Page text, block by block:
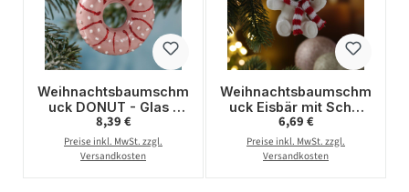
Weihnachtsbaumschm
uck DONUT - Glas -
inkl. Aufhänger -
glänzend mit
Verzierung - H: 8,5cm
Regulärer Preis:
8,39 €
Preise inkl. MwSt. zzgl.
Versandkosten
Weihnachtsbaumschm
uck Eisbär mit Schal
und Mütze -
Christbaumschmuck -
Kunststoff - H: 11cm
Regulärer Preis:
6,69 €
Preise inkl. MwSt. zzgl.
Versandkosten